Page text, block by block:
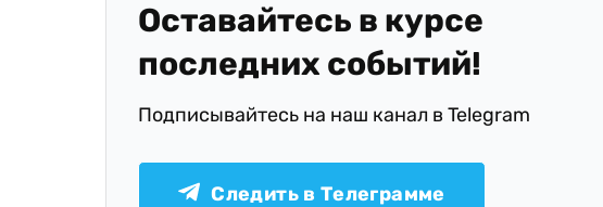
Оставайтесь в курсе
последних событий!
Подписывайтесь на наш канал в Telegram
Следить в Телеграмме